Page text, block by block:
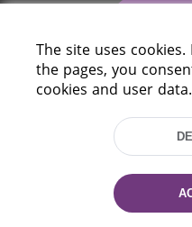
220114,
The site uses
the pages, you
cookies and user data.